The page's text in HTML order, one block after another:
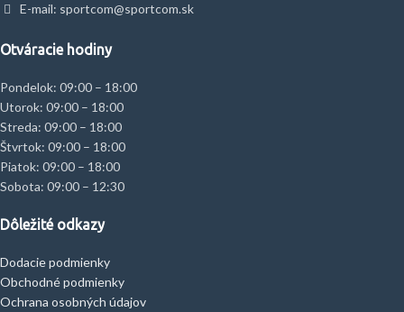
E-mail: sportcom@sportcom.sk
Otváracie hodiny
Pondelok: 09:00 – 18:00
Utorok: 09:00 – 18:00
Streda: 09:00 – 18:00
Štvrtok: 09:00 – 18:00
Piatok: 09:00 – 18:00
Sobota: 09:00 – 12:30
Dôležité odkazy
Dodacie podmienky
Obchodné podmienky
Ochrana osobných údajov